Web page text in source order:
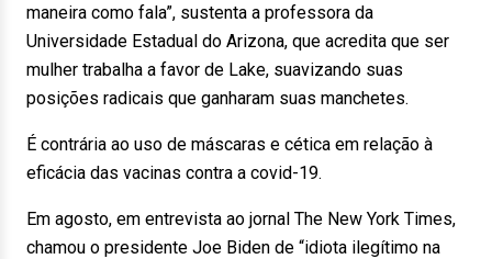
maneira como fala”, sustenta a professora da
Universidade Estadual do Arizona, que acredita que ser
mulher trabalha a favor de Lake, suavizando suas
posições radicais que ganharam suas manchetes.
É contrária ao uso de máscaras e cética em relação à
eficácia das vacinas contra a covid-19.
Em agosto, em entrevista ao jornal The New York Times,
chamou o presidente Joe Biden de “idiota ilegítimo na